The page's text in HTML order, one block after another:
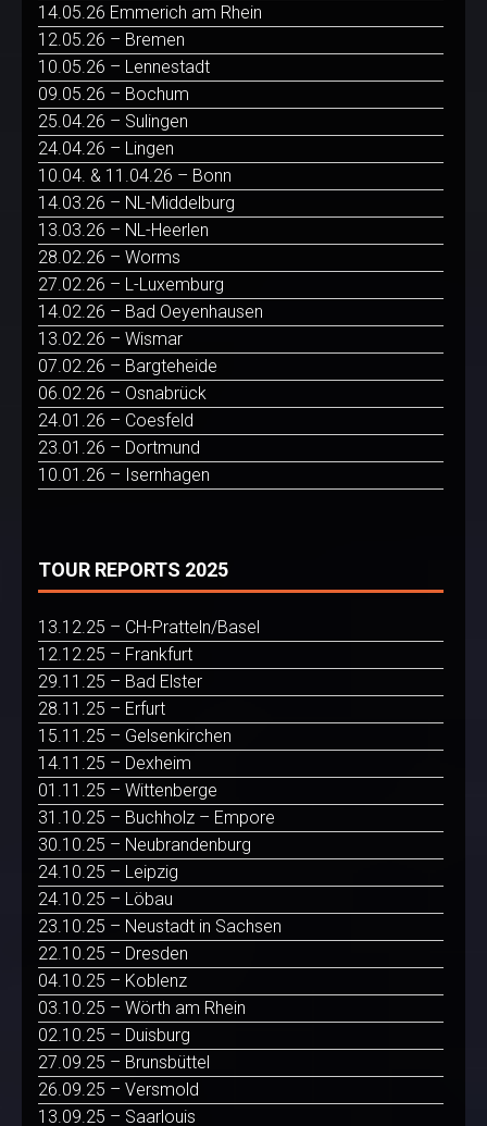
14.05.26 Emmerich am Rhein
12.05.26 – Bremen
10.05.26 – Lennestadt
09.05.26 – Bochum
25.04.26 – Sulingen
24.04.26 – Lingen
10.04. & 11.04.26 – Bonn
14.03.26 – NL-Middelburg
13.03.26 – NL-Heerlen
28.02.26 – Worms
27.02.26 – L-Luxemburg
14.02.26 – Bad Oeyenhausen
13.02.26 – Wismar
07.02.26 – Bargteheide
06.02.26 – Osnabrück
24.01.26 – Coesfeld
23.01.26 – Dortmund
10.01.26 – Isernhagen
TOUR REPORTS 2025
13.12.25 – CH-Pratteln/Basel
12.12.25 – Frankfurt
29.11.25 – Bad Elster
28.11.25 – Erfurt
15.11.25 – Gelsenkirchen
14.11.25 – Dexheim
01.11.25 – Wittenberge
31.10.25 – Buchholz – Empore
30.10.25 – Neubrandenburg
24.10.25 – Leipzig
24.10.25 – Löbau
23.10.25 – Neustadt in Sachsen
22.10.25 – Dresden
04.10.25 – Koblenz
03.10.25 – Wörth am Rhein
02.10.25 – Duisburg
27.09.25 – Brunsbüttel
26.09.25 – Versmold
13.09.25 – Saarlouis